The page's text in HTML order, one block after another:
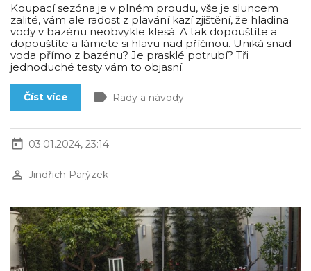
Koupací sezóna je v plném proudu, vše je sluncem
zalité, vám ale radost z plavání kazí zjištění, že hladina
vody v bazénu neobvykle klesá. A tak dopouštíte a
dopouštíte a lámete si hlavu nad příčinou. Uniká snad
voda přímo z bazénu? Je prasklé potrubí? Tři
jednoduché testy vám to objasní.
Číst více label Rady a návody
today 03.01.2024, 23:14
perm_identity Jindřich Parýzek